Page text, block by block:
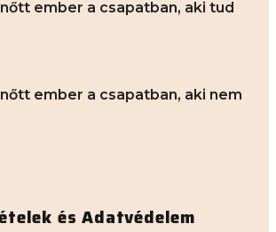
ember a csapatban, aki tud
ember a csapatban, aki nem
és Adatvédelem